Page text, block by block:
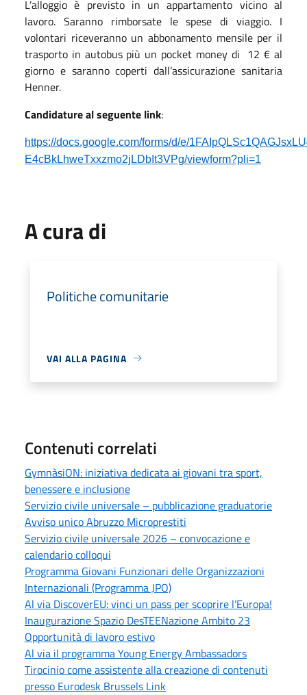
L’alloggio è previsto in un appartamento vicino al
lavoro. Saranno rimborsate le spese di viaggio. I
volontari riceveranno un abbonamento mensile per il
trasporto in autobus più un pocket money di 12 € al
giorno e saranno coperti dall’assicurazione sanitaria
Henner.
Candidature al seguente link:
https://docs.google.com/forms/d/e/
E4cBkLhweTxxzmo2jLDbIt3VPg/viewform?pli=1
A cura di
Politiche comunitarie
VAI ALLA PAGINA
Contenuti correlati
GymnàsiON: iniziativa dedicata ai giovani tra sport,
benessere e inclusione
Servizio civile universale – pubblicazione graduatorie
Avviso unico Abruzzo Microprestiti
Servizio civile universale 2026 – convocazione e
calendario colloqui
Programma Giovani Funzionari delle Organizzazioni
Internazionali (Programma JPO)
Al via DiscoverEU: vinci un pass per scoprire l’Europa!
Inaugurazione Spazio DesTEENazione Ambito 23
Opportunità di lavoro estivo
Al via il programma Young Energy Ambassadors
Tirocinio come assistente alla creazione di contenuti
presso Eurodesk Brussels Link